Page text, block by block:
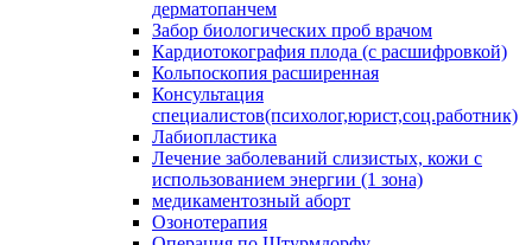
дерматопанчем
Забор биологических проб врачом
Кардиотокография плода (с расшифровкой)
Кольпоскопия расширенная
Консультация
специалистов(психолог,юрист,соц.работник)
Лабиопластика
Лечение заболеваний слизистых, кожи с
использованием энергии (1 зона)
медикаментозный аборт
Озонотерапия